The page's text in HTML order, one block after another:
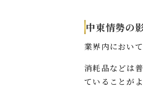
中東情勢の
業界内におい
消耗品などは
ていることが